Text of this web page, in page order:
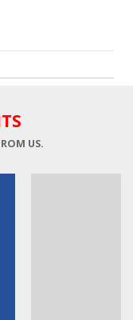
EVENTS